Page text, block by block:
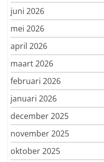
juni 2026
mei 2026
april 2026
maart 2026
februari 2026
januari 2026
december 2025
november 2025
oktober 2025